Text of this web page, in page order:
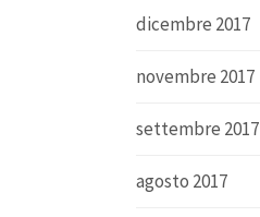
dicembre 2017
novembre 2017
settembre 2017
agosto 2017